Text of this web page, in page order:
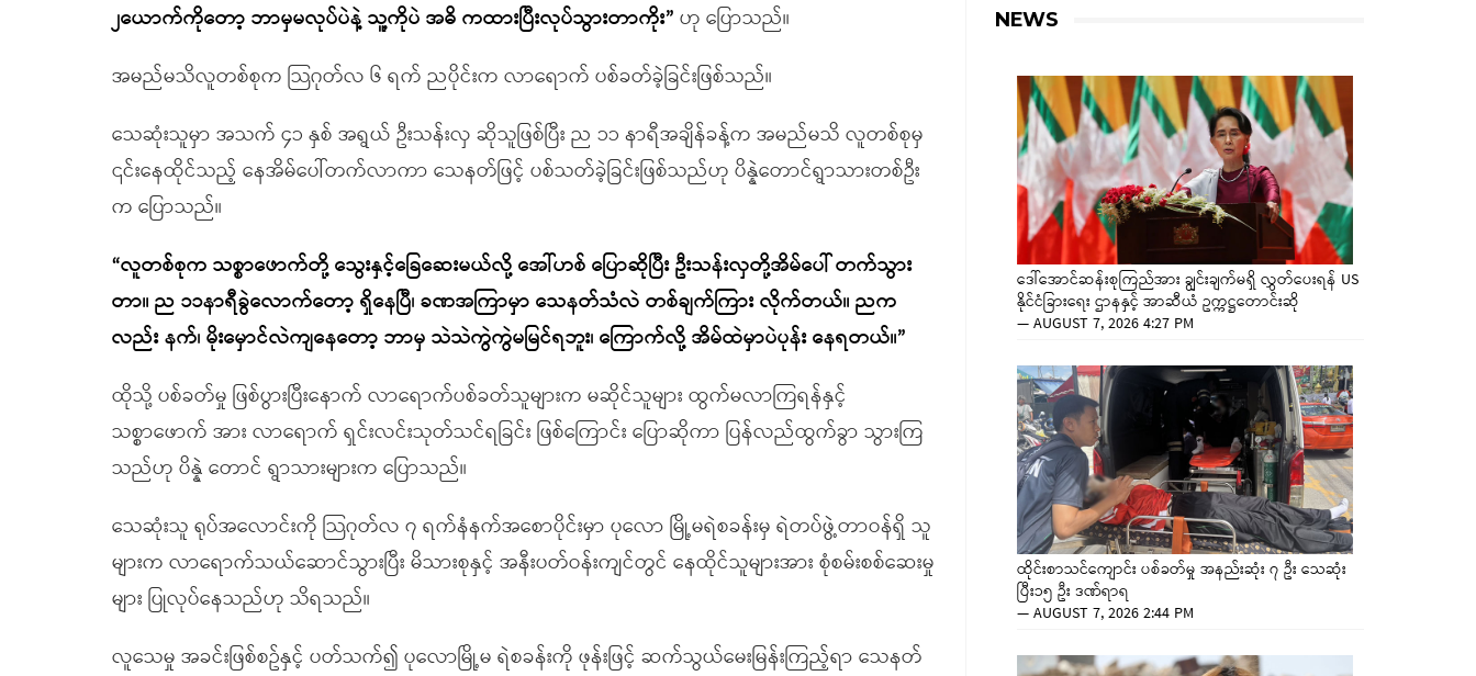
၂ယောက်ကိုတော့ ဘာမှမလုပ်ပဲနဲ့ သူ့ကိုပဲ အဓိ ကထားပြီးလုပ်သွားတာကိုး” ဟု ပြောသည်။
အမည်မသိလူတစ်စုက သြဂုတ်လ ၆ ရက် ညပိုင်းက လာရောက် ပစ်ခတ်ခဲ့ခြင်းဖြစ်သည်။
သေဆုံးသူမှာ အသက် ၄၁ နှစ် အရွယ် ဦးသန်းလှ ဆိုသူဖြစ်ပြီး ည ၁၁ နာရီအချိန်ခန့်က အမည်မသိ လူတစ်စုမှ
၎င်းနေထိုင်သည့် နေအိမ်ပေါ်တက်လာကာ သေနတ်ဖြင့် ပစ်သတ်ခဲ့ခြင်းဖြစ်သည်ဟု ပိန္နဲတောင်ရွာသားတစ်ဦး
က ပြောသည်။
“လူတစ်စုက သစ္စာဖောက်တို့ သွေးနှင့်ခြေဆေးမယ်လို့ အေါ်ဟစ် ပြောဆိုပြီး ဦးသန်းလှတို့အိမ်ပေါ် တက်သွား
တာ။ ည ၁၁နာရီခွဲလောက်တော့ ရှိနေပြီ၊ ခဏအကြာမှာ သေနတ်သံလဲ တစ်ချက်ကြား လိုက်တယ်။ ညက
လည်း နက်၊ မိုးမှောင်လဲကျနေတော့ ဘာမှ သဲသဲကွဲကွဲမမြင်ရဘူး၊ ကြောက်လို့ အိမ်ထဲမှာပဲပုန်း နေရတယ်။”
ထိုသို့ ပစ်ခတ်မှု ဖြစ်ပွားပြီးနောက် လာရောက်ပစ်ခတ်သူများက မဆိုင်သူများ ထွက်မလာကြရန်နှင့်
သစ္စာဖောက် အား လာရောက် ရှင်းလင်းသုတ်သင်ရခြင်း ဖြစ်ကြောင်း ပြောဆိုကာ ပြန်လည်ထွက်ခွာ သွားကြ
သည်ဟု ပိန္နဲ တောင် ရွာသားများက ပြောသည်။
သေဆုံးသူ ရုပ်အလောင်းကို သြဂုတ်လ ၇ ရက်နံနက်အစောပိုင်းမှာ ပုလော မြို့မရဲစခန်းမှ ရဲတပ်ဖွဲ့တာဝန်ရှိ သူ
များက လာရောက်သယ်ဆောင်သွားပြီး မိသားစုနှင့် အနီးပတ်ဝန်းကျင်တွင် နေထိုင်သူများအား စုံစမ်းစစ်ဆေးမှု
များ ပြုလုပ်နေသည်ဟု သိရသည်။
လူသေမှု အခင်းဖြစ်စဥ်နှင့် ပတ်သက်၍ ပုလောမြို့မ ရဲစခန်းကို ဖုန်းဖြင့် ဆက်သွယ်မေးမြန်းကြည့်ရာ သေနတ်
NEWS
ဒေါ်အောင်ဆန်းစုကြည်အား ချွင်းချက်မရှိ လွှတ်ပေးရန် US
နိုင်ငံခြားရေး ဌာနနှင့် အာဆီယံ ဥက္ကဋ္ဌတောင်းဆို
—AUGUST 7, 2026 4:27 PM
ထိုင်းစာသင်ကျောင်း ပစ်ခတ်မှု အနည်းဆုံး ၇ ဦး သေဆုံး
ပြီး၁၅ ဦး ဒဏ်ရာရ
—AUGUST 7, 2026 2:44 PM